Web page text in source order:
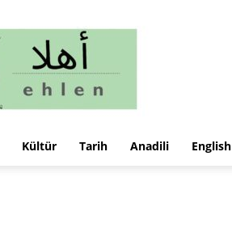
Kültür Tarih Anadili English